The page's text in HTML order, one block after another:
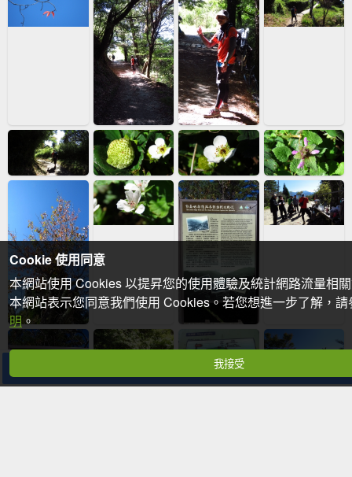
分享
Cookie 使用同意
本網站使用 Cookies 以提昇您的使用體驗及統計網路流量相
本網站表示您同意我們使用 Cookies。若您想進一步了解，
明。
我接受